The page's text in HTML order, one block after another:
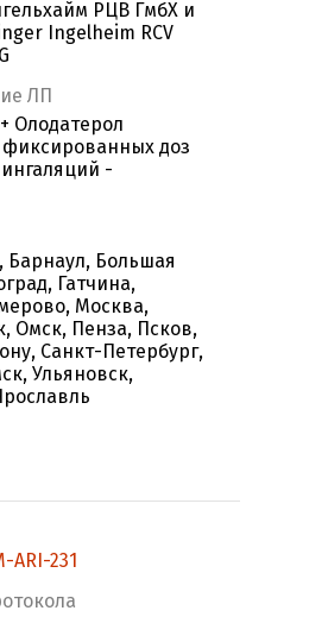
РЦВ ГмбХ и
Ingelheim RCV
ЛП
Олодатерол
доз
-
Барнаул, Большая
Гатчина,
Москва,
Омск, Пенза, Псков,
Санкт-Петербург,
Ульяновск,
ARI-231